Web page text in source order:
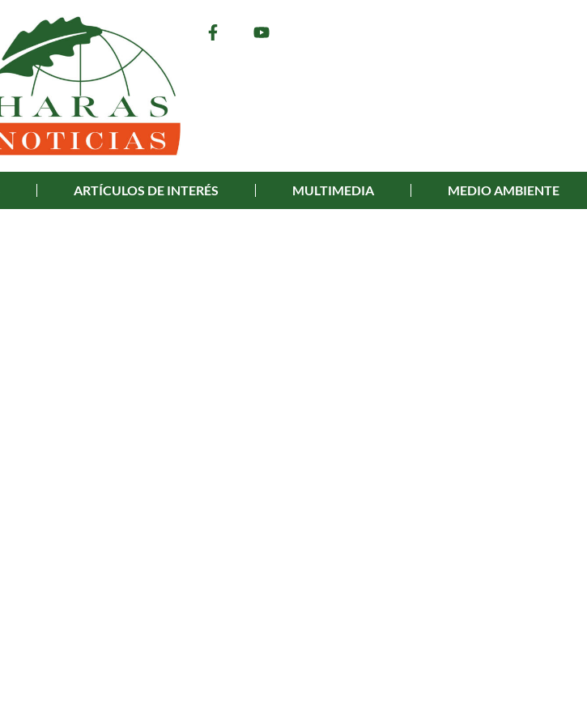
ARTÍCULOS DE INTERÉS MULTIMEDIA MEDIO AMBIENTE